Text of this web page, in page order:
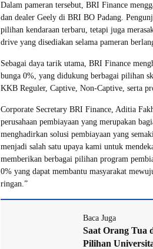
Dalam pameran tersebut, BRI Finance
dan dealer Geely di BRI BO Padang.
pilihan kendaraan terbaru, tetapi juga
drive yang disediakan selama pameran
Sebagai daya tarik utama, BRI Finance
bunga 0%, yang didukung berbagai pilihan
KKB Reguler, Captive, Non-Captive, serta
Corporate Secretary BRI Finance, Aditia
perusahaan pembiayaan yang merupakan
menghadirkan solusi pembiayaan yang
menjadi salah satu upaya kami untuk
memberikan berbagai pilihan program
0% yang dapat membantu masyarakat
ringan.”
Baca Juga
Saat Orang Tua
Pilihan